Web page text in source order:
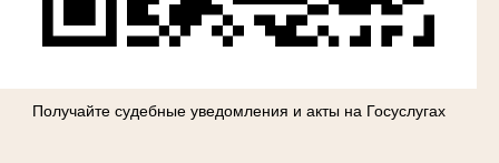
Получайте судебные уведомления и акты на Госуслугах